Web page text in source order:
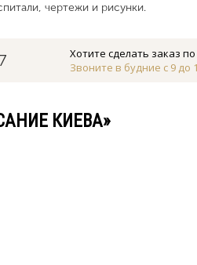
чертежи и рисунки.
Хотите сделать заказ
Звоните в будние с 9 до
КИЕВА»